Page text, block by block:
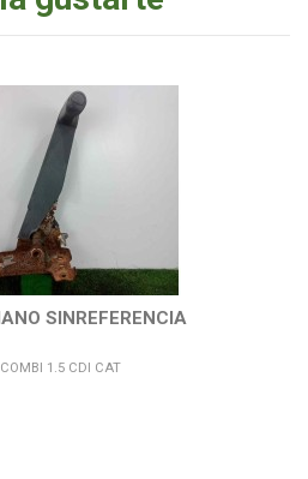
SINREFERENCIA
1.5 CDI CAT